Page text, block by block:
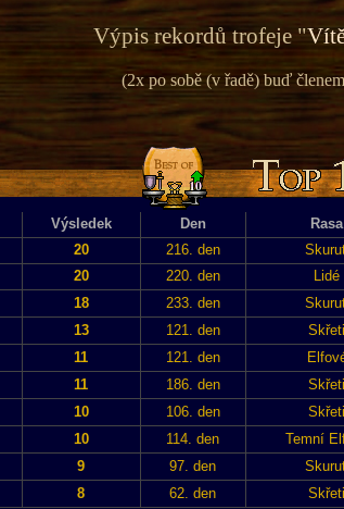
Výpis rekordů trofeje "
(2x po sobě (v řadě) buď
Výsledek Den Rasa
20 216. den
20 220. den Lidé
18 233. den
13 121. den Skřeti
11 121. den
11 186. den Skřeti
10 106. den Skřeti
10 114. den Temní
9 97. den
8 62. den Skřeti